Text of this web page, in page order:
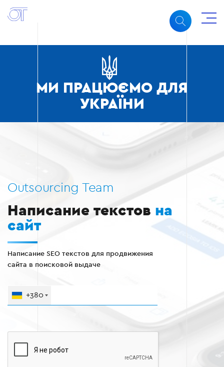
МИ ПРАЦЮЄМО ДЛЯ
УКРАЇНИ
Outsourcing Team
Написание текстов на
сайт
Написание SEO текстов для продвижения
сайта в поисковой выдаче
+380